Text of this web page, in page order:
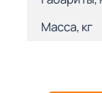
Масса, кг